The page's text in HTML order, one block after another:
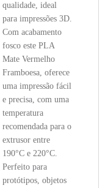
qualidade, ideal
para impressões 3D.
Com acabamento
fosco este PLA
Mate Vermelho
Framboesa, oferece
uma impressão fácil
e precisa, com uma
temperatura
recomendada para o
extrusor entre
190°C e 220°C.
Perfeito para
protótipos, objetos